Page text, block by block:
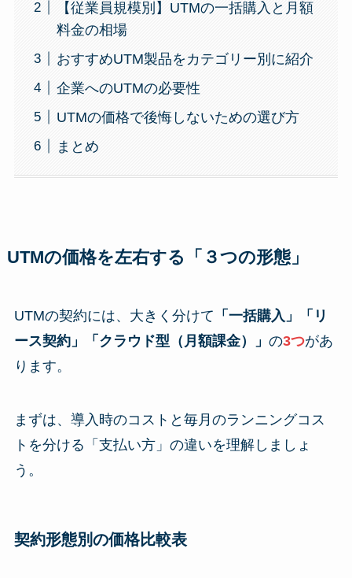
【従業員規模別】UTMの一括購入と月額
料金の相場
おすすめUTM製品をカテゴリー別に紹介
企業へのUTMの必要性
UTMの価格で後悔しないための選び方
まとめ
UTMの価格を左右する「３つの形態」
UTMの契約には、大きく分けて 「一括購入」「リ
ース契約」「クラウド型（月額課金）」 の3つがあ
ります。
まずは、導入時のコストと毎月のランニングコス
トを分ける「支払い方」の違いを理解しましょ
う。
契約形態別の価格比較表